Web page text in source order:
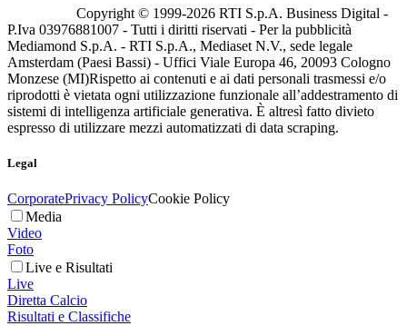
Copyright © 1999-2026 RTI S.p.A. Business Digital -
P.Iva 03976881007 - Tutti i diritti riservati - Per la pubblicità
Mediamond S.p.A. - RTI S.p.A., Mediaset N.V., sede legale
Amsterdam (Paesi Bassi) - Uffici Viale Europa 46, 20093 Cologno
Monzese (MI)Rispetto ai contenuti e ai dati personali trasmessi e/o
riprodotti è vietata ogni utilizzazione funzionale all’addestramento di
sistemi di intelligenza artificiale generativa. È altresì fatto divieto
espresso di utilizzare mezzi automatizzati di data scraping.
Legal
CorporatePrivacy PolicyCookie Policy
Media
Video
Foto
Live e Risultati
Live
Diretta Calcio
Risultati e Classifiche